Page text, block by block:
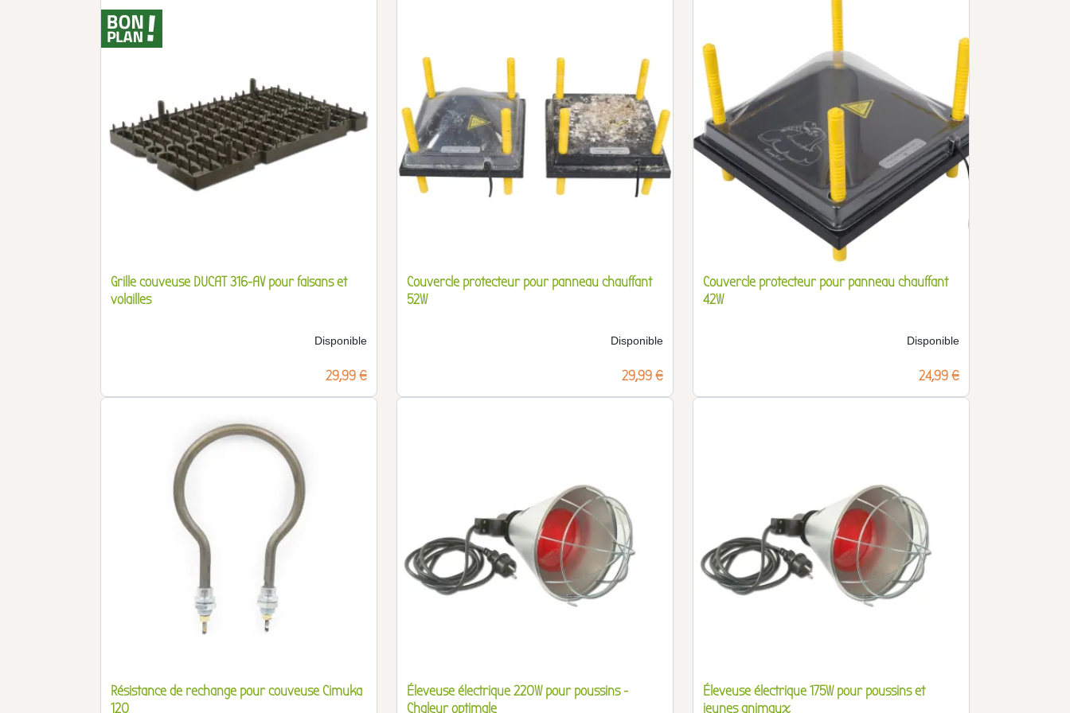
Grille couveuse DUCAT 316-AV pour faisans et
volailles
Disponible
Prix
29,99 €
Couvercle protecteur pour panneau chauffant
52W
Disponible
Prix
29,99 €
Couvercle protecteur pour panneau chauffant
42W
Disponible
Prix
24,99 €
Résistance de rechange pour couveuse Cimuka
120
Éleveuse électrique 220W pour poussins -
Chaleur optimale
Éleveuse électrique 175W pour poussins et
jeunes animaux